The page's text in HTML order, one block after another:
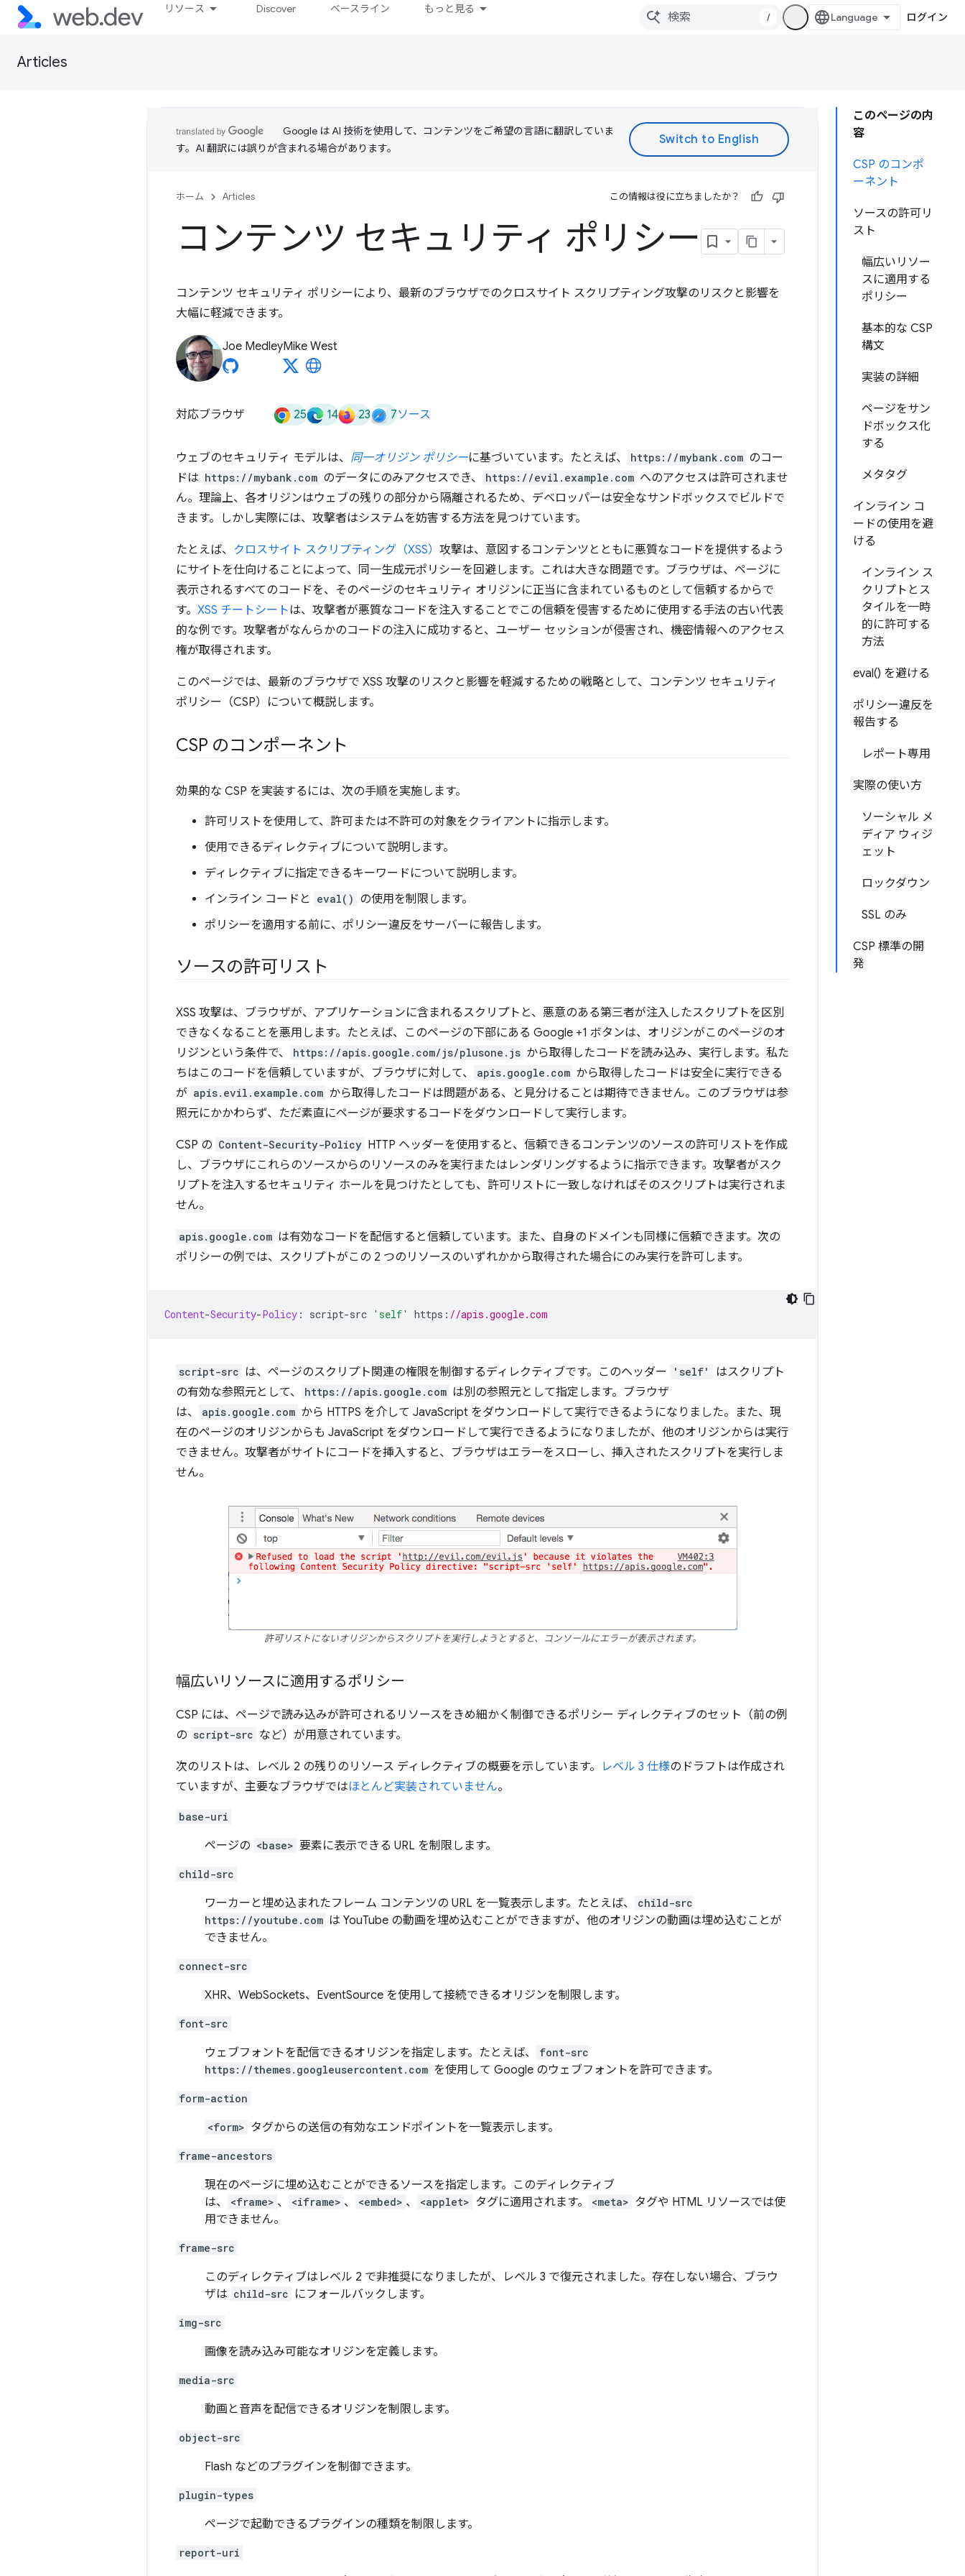
リソース Discover ベースライン もっと見る
/ ログイン
Articles
このページの内
容
CSP のコンポ
ーネント
ソースの許可リ
スト
幅広いリソー
スに適用する
ポリシー
基本的な CSP
構文
実装の詳細
ページをサン
ドボックス化
する
メタタグ
インライン コ
ードの使用を避
ける
インライン ス
クリプトとス
タイルを一時
的に許可する
方法
eval() を避ける
ポリシー違反を
報告する
レポート専用
実際の使い方
ソーシャル メ
ディア ウィジ
ェット
ロックダウン
SSL のみ
CSP 標準の開
発
Google は AI 技術を使用して、コンテンツをご希望の言語に翻訳していま
す。AI 翻訳には誤りが含まれる場合があります。
ホーム Articles この情報は役に立ちましたか？
コンテンツ セキュリティ ポリシー
コンテンツ セキュリティ ポリシーにより、最新のブラウザでのクロスサイト スクリプティング攻撃のリスクと影響を
大幅に軽減できます。
Joe MedleyMike West
対応ブラウザ 25 14 23 7ソース
ウェブのセキュリティ モデルは、 同一オリジン ポリシーに基づいています。たとえば、 https://mybank.com のコー
ドは https://mybank.com のデータにのみアクセスでき、 https://evil.example.com へのアクセスは許可されませ
ん。理論上、各オリジンはウェブの残りの部分から隔離されるため、デベロッパーは安全なサンドボックスでビルドで
きます。しかし実際には、攻撃者はシステムを妨害する方法を見つけています。
たとえば、 クロスサイト スクリプティング（XSS） 攻撃は、意図するコンテンツとともに悪質なコードを提供するよう
にサイトを仕向けることによって、同一生成元ポリシーを回避します。これは大きな問題です。ブラウザは、ページに
表示されるすべてのコードを、そのページのセキュリティ オリジンに正当に含まれているものとして信頼するからで
す。 XSS チートシートは、攻撃者が悪質なコードを注入することでこの信頼を侵害するために使用する手法の古い代表
的な例です。攻撃者がなんらかのコードの注入に成功すると、ユーザー セッションが侵害され、機密情報へのアクセス
権が取得されます。
このページでは、最新のブラウザで XSS 攻撃のリスクと影響を軽減するための戦略として、コンテンツ セキュリティ
ポリシー（CSP）について概説します。
CSP のコンポーネント
効果的な CSP を実装するには、次の手順を実施します。
許可リストを使用して、許可または不許可の対象をクライアントに指示します。
使用できるディレクティブについて説明します。
ディレクティブに指定できるキーワードについて説明します。
インライン コードと
eval() の使用を制限します。
ポリシーを適用する前に、ポリシー違反をサーバーに報告します。
ソースの許可リスト
XSS 攻撃は、ブラウザが、アプリケーションに含まれるスクリプトと、悪意のある第三者が注入したスクリプトを区別
できなくなることを悪用します。たとえば、このページの下部にある Google +1 ボタンは、オリジンがこのページのオ
リジンという条件で、
https://apis.google.com/js/plusone.js から取得したコードを読み込み、実行します。私た
ちはこのコードを信頼していますが、ブラウザに対して、
apis.google.com から取得したコードは安全に実行できる
が apis.evil.example.com から取得したコードは問題がある、と見分けることは期待できません。このブラウザは参
照元にかかわらず、ただ素直にページが要求するコードをダウンロードして実行します。
CSP の Content-Security-Policy HTTP ヘッダーを使用すると、信頼できるコンテンツのソースの許可リストを作成
し、ブラウザにこれらのソースからのリソースのみを実行またはレンダリングするように指示できます。攻撃者がスク
リプトを注入するセキュリティ ホールを見つけたとしても、許可リストに一致しなければそのスクリプトは実行されま
せん。
apis.google.com は有効なコードを配信すると信頼しています。また、自身のドメインも同様に信頼できます。次の
ポリシーの例では、スクリプトがこの 2 つのリソースのいずれかから取得された場合にのみ実行を許可します。
Content-Security-Policy : script-src 'self' https : //apis.google.com
script-src は、ページのスクリプト関連の権限を制御するディレクティブです。このヘッダー 'self'
はスクリプト
の有効な参照元として、
https://apis.google.com は別の参照元として指定します。ブラウザ
は、
apis.google.com から HTTPS を介して JavaScript をダウンロードして実行できるようになりました。また、現
在のページのオリジンからも JavaScript をダウンロードして実行できるようになりましたが、他のオリジンからは実行
できません。攻撃者がサイトにコードを挿入すると、ブラウザはエラーをスローし、挿入されたスクリプトを実行しま
せん。
許可リストにないオリジンからスクリプトを実行しようとすると、コンソールにエラーが表示されます。
幅広いリソースに適用するポリシー
CSP には、ページで読み込みが許可されるリソースをきめ細かく制御できるポリシー ディレクティブのセット（前の例
の script-src など）が用意されています。
次のリストは、レベル 2 の残りのリソース ディレクティブの概要を示しています。 レベル 3 仕様のドラフトは作成され
ていますが、主要なブラウザではほとんど実装されていません。
base-uri
ページの <base> 要素に表示できる URL を制限します。
child-src
ワーカーと埋め込まれたフレーム コンテンツの URL を一覧表示します。たとえば、
child-src
https://youtube.com は YouTube の動画を埋め込むことができますが、他のオリジンの動画は埋め込むことが
できません。
connect-src
XHR、WebSockets、EventSource を使用して接続できるオリジンを制限します。
font-src
ウェブフォントを配信できるオリジンを指定します。たとえば、
font-src
https://themes.googleusercontent.com を使用して Google のウェブフォントを許可できます。
form-action
<form> タグからの送信の有効なエンドポイントを一覧表示します。
frame-ancestors
現在のページに埋め込むことができるソースを指定します。このディレクティブ
は、
<frame> 、 <iframe> 、 <embed> 、 <applet> タグに適用されます。 <meta> タグや HTML リソースでは使
用できません。
frame-src
このディレクティブはレベル 2 で非推奨になりましたが、レベル 3 で復元されました。存在しない場合、ブラウ
ザは child-src にフォールバックします。
img-src
画像を読み込み可能なオリジンを定義します。
media-src
動画と音声を配信できるオリジンを制限します。
object-src
Flash などのプラグインを制御できます。
plugin-types
ページで起動できるプラグインの種類を制限します。
report-uri